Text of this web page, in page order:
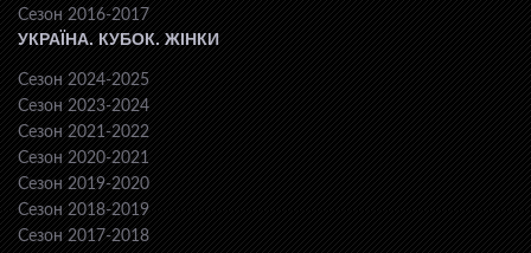
Сезон 2016-2017
УКРАЇНА. КУБОК. ЖІНКИ
Сезон 2024-2025
Сезон 2023-2024
Сезон 2021-2022
Сезон 2020-2021
Сезон 2019-2020
Сезон 2018-2019
Сезон 2017-2018